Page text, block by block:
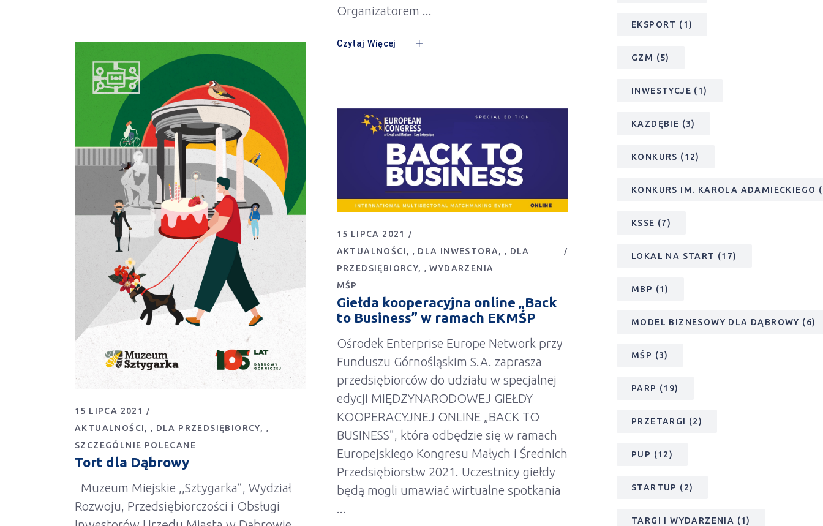
Organizatorem
Czytaj Więcej
15 LIPCA 2021
AKTUALNOŚCI
, DLA PRZEDSIĘBIORCY ,
SZCZEGÓLNIE POLECANE
Tort dla Dąbrowy
Muzeum Miejskie ,,Sztygarka”, Wydział
Rozwoju, Przedsiębiorczości i Obsługi
15 LIPCA 2021
AKTUALNOŚCI
, DLA INWESTORA ,
DLA
PRZEDSIĘBIORCY
,WYDARZENIA
MŚP
Giełda kooperacyjna online „Back
to Business” w ramach EKMŚP
Ośrodek Enterprise Europe Network przy
Funduszu Górnośląskim S.A. zaprasza
przedsiębiorców do udziału w specjalnej
edycji MIĘDZYNARODOWEJ GIEŁDY
KOOPERACYJNEJ ONLINE „BACK TO
BUSINESS”, która odbędzie się w ramach
Europejskiego Kongresu Małych i Średnich
Przedsiębiorstw 2021. Uczestnicy giełdy
będą mogli umawiać wirtualne spotkania
EKSPORT (1)
GZM (5)
INWESTYCJE (1)
KAZDĘBIE (3)
KONKURS (12)
KONKURS IM. KAROLA ADAMIECKIEGO
KSSE (7)
LOKAL NA START (17)
MBP (1)
MODEL BIZNESOWY DLA DĄBROWY (6)
MŚP (3)
PARP (19)
PRZETARGI (2)
PUP (12)
STARTUP (2)
TARGI I WYDARZENIA (1)